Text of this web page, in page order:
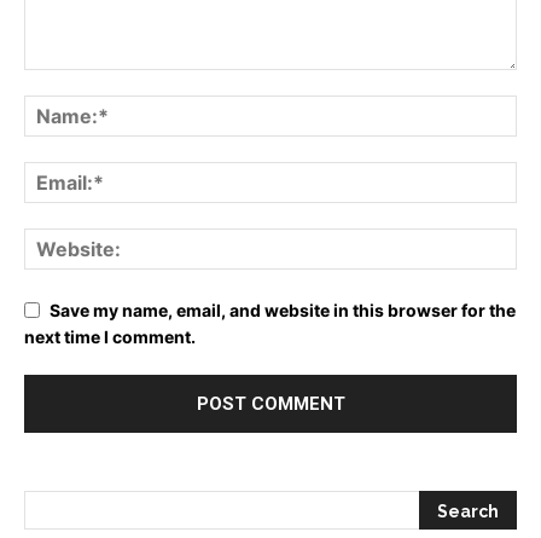
Save my name, email, and website in this browser for the
next time I comment.